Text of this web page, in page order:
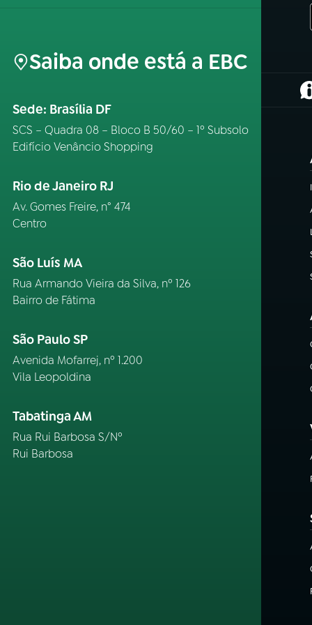
Saiba onde está a EBC
Sede: Brasília DF
SCS – Quadra 08 – Bloco B 50/60 – 1º Subsolo
Edifício Venâncio Shopping
Rio de Janeiro RJ
Av. Gomes Freire, n° 474
Centro
São Luís MA
Rua Armando Vieira da Silva, nº 126
Bairro de Fátima
São Paulo SP
Avenida Mofarrej, nº 1.200
Vila Leopoldina
Tabatinga AM
Rua Rui Barbosa S/Nº
Rui Barbosa